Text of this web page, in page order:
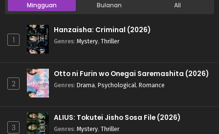
Mingguan Bulanan All
1
Hanzaisha: Criminal (2026)
Genres: Mystery, Thriller
2
Otto ni Furin wo Onegai Saremashita (2026)
Genres: Drama, Psychological, Romance
3
ALIUS: Tokutei Jisho Sosa File (2026)
Genres: Mystery, Thriller